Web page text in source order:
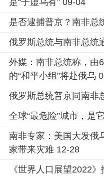
是“子虚乌有” 09-04
是否逮捕普京？南非总
俄罗斯总统与南非总统
外媒：南非总统称，由
的“和平小组”将赴俄乌
俄罗斯总统普京同南非
全球“最危险”城市，是
南非专家：美国大发俄
家带来灾难 12-28
《世界人口展望2022